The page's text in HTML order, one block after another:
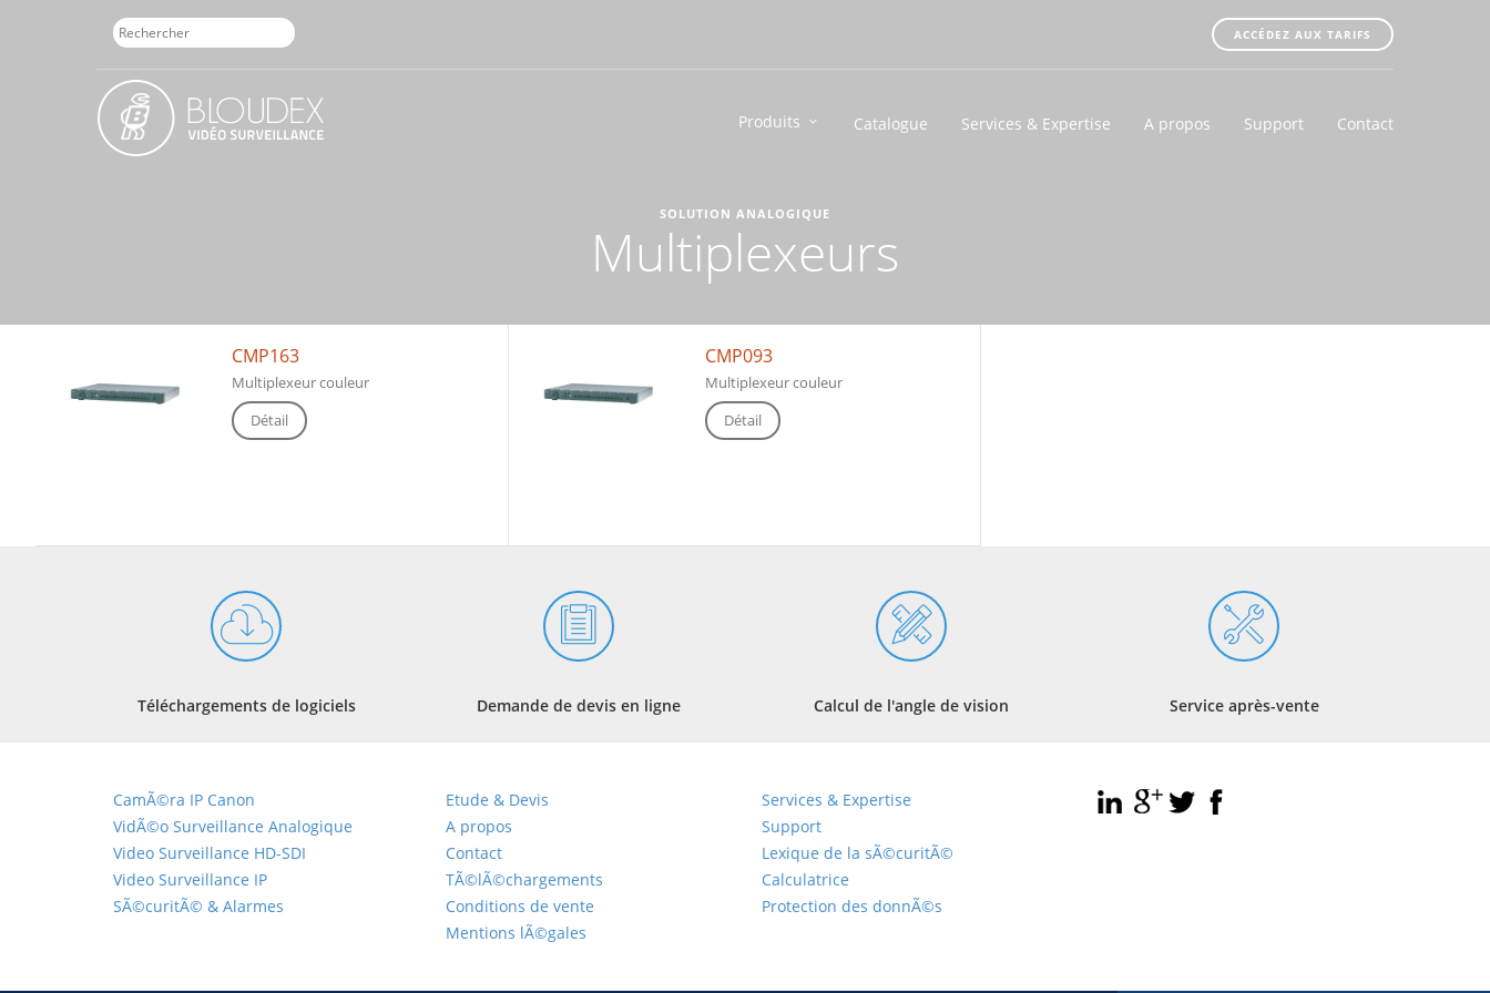
ACCÉDEZ AUX TARIFS
Produits Catalogue Services & Expertise A propos Support Contact
SOLUTION ANALOGIQUE
Multiplexeurs
CMP163
Multiplexeur couleur
Détail
CMP093
Multiplexeur couleur
Détail
Téléchargements de logiciels Demande de devis en ligne Calcul de l'angle de vision Service après-vente
CamÃ©ra IP Canon
VidÃ©o Surveillance Analogique
Video Surveillance HD-SDI
Video Surveillance IP
SÃ©curitÃ© & Alarmes
Etude & Devis
Services & Expertise
A propos
Support
Contact
Lexique de la sÃ©curitÃ©
TÃ©lÃ©chargements
Calculatrice
Conditions de vente
Protection des donnÃ©s
Mentions lÃ©gales